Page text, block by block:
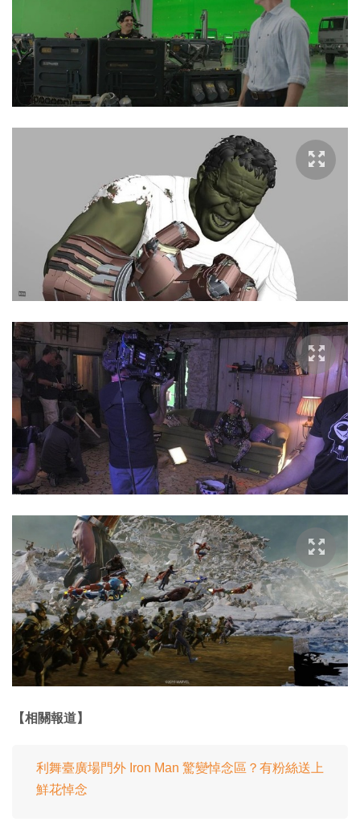
【相關報道】
利舞臺廣場門外 Iron Man 驚變悼念區？有粉絲送上
鮮花悼念